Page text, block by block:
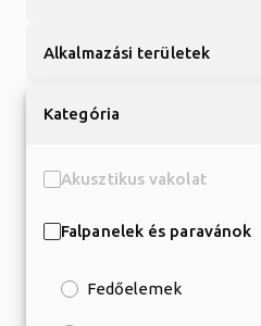
Alkalmazási területek
Kategória
Akusztikus vakolat
Falpanelek és paravánok
Fedőelemek